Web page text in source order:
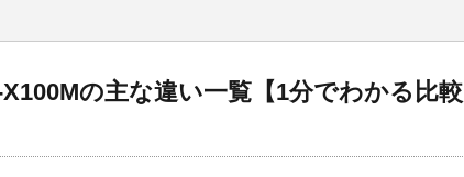
の主な違い一覧【1分でわかる比較